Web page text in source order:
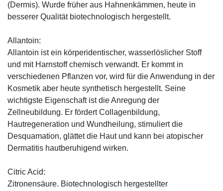
(Dermis). Wurde früher aus Hahnenkämmen, heute in
besserer Qualität biotechnologisch hergestellt.
Allantoin:
Allantoin ist ein körperidentischer, wasserlöslicher Stoff
und mit Harnstoff chemisch verwandt. Er kommt in
verschiedenen Pflanzen vor, wird für die Anwendung in der
Kosmetik aber heute synthetisch hergestellt. Seine
wichtigste Eigenschaft ist die Anregung der
Zellneubildung. Er fördert Collagenbildung,
Hautregeneration und Wundheilung, stimuliert die
Desquamation, glättet die Haut und kann bei atopischer
Dermatitis hautberuhigend wirken.
Citric Acid:
Zitronensäure. Biotechnologisch hergestellter